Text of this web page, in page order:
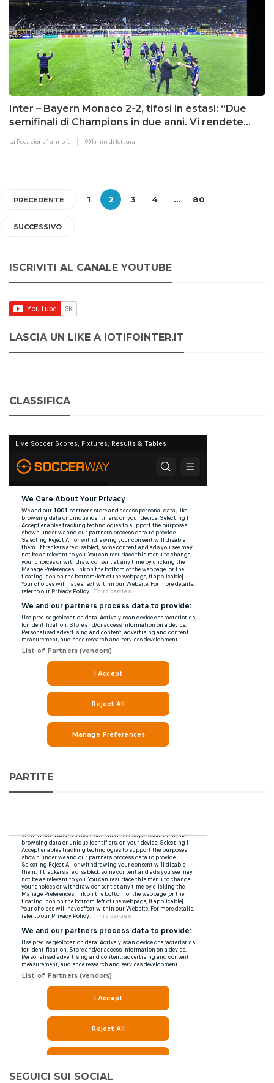
Inter – Bayern Monaco 2-2, tifosi in estasi: “Due
semifinali di Champions in due anni. Vi rendete
La Redazione1 anno fa 1 min di lettura
PRECEDENTE 1 2 3 4 … 80
SUCCESSIVO
ISCRIVITI AL CANALE YOUTUBE
LASCIA UN LIKE A IOTIFOINTER.IT
CLASSIFICA
PARTITE
SEGUICI SUI SOCIAL